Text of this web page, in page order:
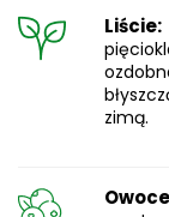
Liście:
zimą.
Owoce